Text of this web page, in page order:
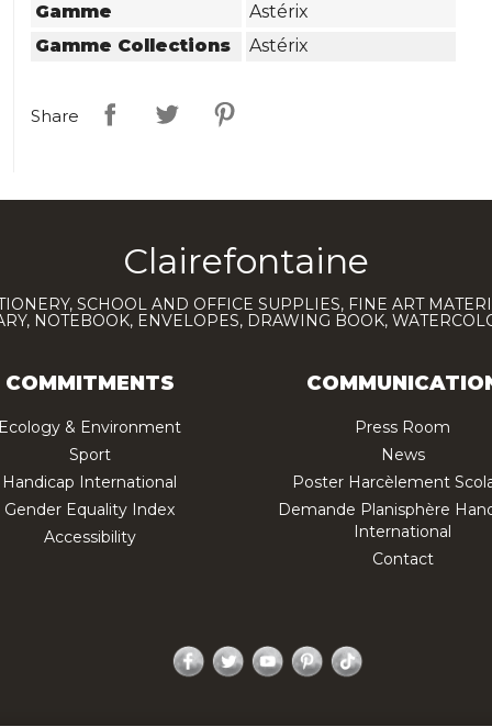
Gamme
Astérix
Gamme Collections
Astérix
Share
Clairefontaine
SCHOOL AND OFFICE SUPPLIES, FINE ART
NOTEBOOK, ENVELOPES, DRAWING BOOK,
COMMITMENTS
& Environment
Sport
Handicap International
Gender Equality Index
Accessibility
Press Room
News
Poster Harcèlement
Demande Planisphère
International
Contact
Facebook
TwitterYouTubePinterest